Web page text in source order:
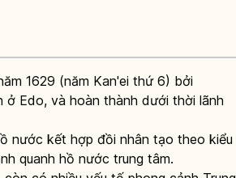
1629 (năm Kan'ei thứ 6) bởi
ở Edo, và hoàn thành dưới thời lãnh
nước kết hợp đồi nhân tạo theo kiểu
quanh hồ nước trung tâm.